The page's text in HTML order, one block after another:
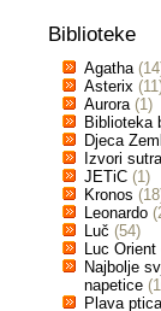
Biblioteke
Agatha
Asterix
Aurora (1)
Biblioteka
Djeca
Izvori
JETiC (1)
Kronos
Leonardo
Luč (54)
Luc Orient
Najbolje
napetice
Plava ptica